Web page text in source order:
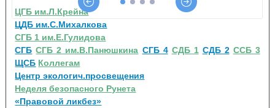
ЦГБ им.Л.Крейна
ЦДБ им.С.Михалкова
СГБ 1 им.Е.Гулидова
СГБ СГБ 2 им.В.Панюшкина СГБ 4 СДБ 1 СДБ 2 ССБ 3
ЩСБ Коллегам
Центр экологич.просвещения
Неделя безопасного Рунета
«Правовой ликбез»